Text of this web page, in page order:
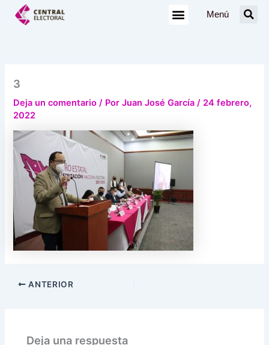
Menú
3
Deja un comentario / PorJuan José García/ 24 febrero,
2022
ANTERIOR
Deja una respuesta